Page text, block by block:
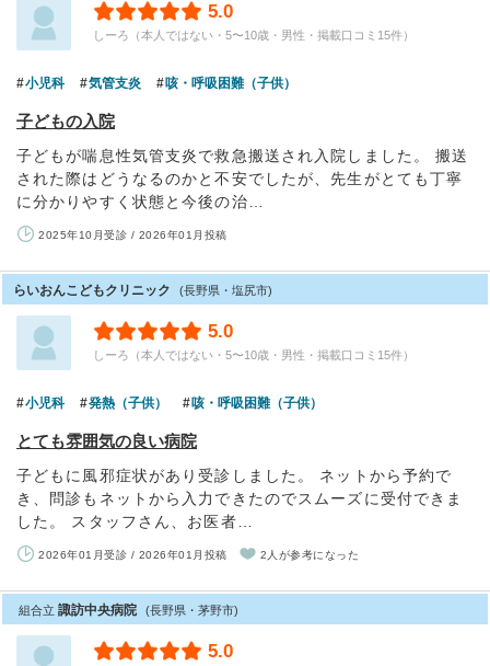
5.0
しーろ（本人ではない・5〜10歳・男性・掲載口コミ15件）
小児科 気管支炎 咳・呼吸困難（子供）
子どもの入院
子どもが喘息性気管支炎で救急搬送され入院しました。 搬送
された際はどうなるのかと不安でしたが、先生がとても丁寧
に分かりやすく状態と今後の治…
2025年10月受診 / 2026年01月投稿
らいおんこどもクリニック (長野県・塩尻市)
5.0
しーろ（本人ではない・5〜10歳・男性・掲載口コミ15件）
小児科 発熱（子供） 咳・呼吸困難（子供）
とても雰囲気の良い病院
子どもに風邪症状があり受診しました。 ネットから予約で
き、問診もネットから入力できたのでスムーズに受付できま
した。 スタッフさん、お医者…
2026年01月受診 / 2026年01月投稿 2人が参考になった
組合立 諏訪中央病院 (長野県・茅野市)
5.0